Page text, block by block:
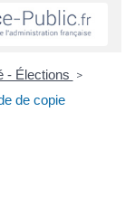
- Élections >
de copie